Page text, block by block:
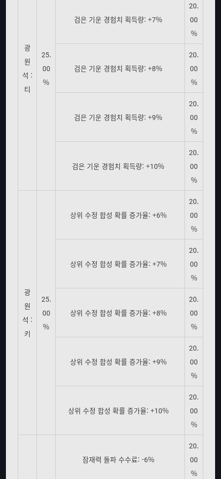
광
원
석 :
티
25.
00
%
검은 기운 경험치 획득량: +7%
20.
00
%
검은 기운 경험치 획득량: +8%
20.
00
%
검은 기운 경험치 획득량: +9%
20.
00
%
검은 기운 경험치 획득량: +10%
20.
00
%
광
원
석 :
키
25.
00
%
상위 수정 합성 확률 증가율: +6%
20.
00
%
상위 수정 합성 확률 증가율: +7%
20.
00
%
상위 수정 합성 확률 증가율: +8%
20.
00
%
상위 수정 합성 확률 증가율: +9%
20.
00
%
상위 수정 합성 확률 증가율: +10%
20.
00
%
잠재력 돌파 수수료: -6%
20.
00
%